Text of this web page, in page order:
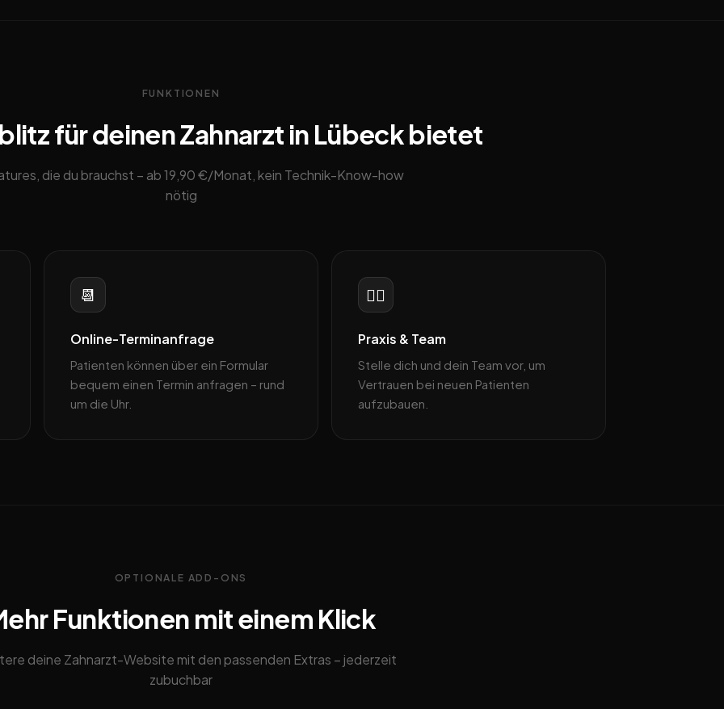
FUNKTIONEN
für deinen Zahnarzt in Lübeck bietet
die du brauchst – ab 19,90 €/Monat, kein Technik-Know-how
nötig
📆
Online-Terminanfrage
Patienten können über ein Formular
bequem einen Termin anfragen – rund
um die Uhr.
👨‍⚕️
Praxis & Team
Stelle dich und dein Team vor, um
Vertrauen bei neuen Patienten
aufzubauen.
OPTIONALE ADD-ONS
Funktionen mit einem Klick
deine Zahnarzt-Website mit den passenden Extras – jederzeit
zubuchbar